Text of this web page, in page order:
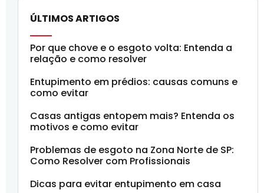
ÚLTIMOS ARTIGOS
Por que chove e o esgoto volta: Entenda a
relação e como resolver
Entupimento em prédios: causas comuns e
como evitar
Casas antigas entopem mais? Entenda os
motivos e como evitar
Problemas de esgoto na Zona Norte de SP:
Como Resolver com Profissionais
Dicas para evitar entupimento em casa